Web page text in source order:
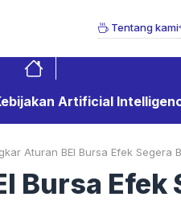
Tentang kami
Artificial
Aturan BEI Bursa Efek Segera
Bursa Efek